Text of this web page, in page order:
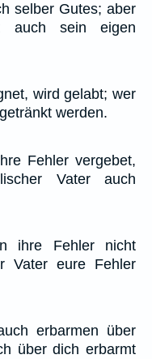
selber Gutes; aber
auch sein eigen
wird gelabt; wer
werden.
Fehler vergebet,
Vater auch
ihre Fehler nicht
Vater eure Fehler
erbarmen über
über dich erbarmt